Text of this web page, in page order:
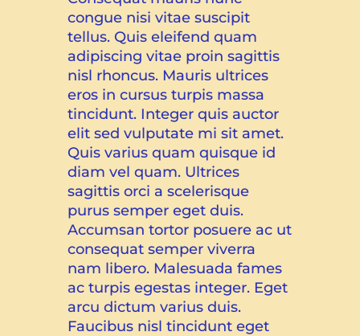
congue nisi vitae suscipit
tellus. Quis eleifend quam
adipiscing vitae proin sagittis
nisl rhoncus. Mauris ultrices
eros in cursus turpis massa
tincidunt. Integer quis auctor
elit sed vulputate mi sit amet.
Quis varius quam quisque id
diam vel quam. Ultrices
sagittis orci a scelerisque
purus semper eget duis.
Accumsan tortor posuere ac ut
consequat semper viverra
nam libero. Malesuada fames
ac turpis egestas integer. Eget
arcu dictum varius duis.
Faucibus nisl tincidunt eget